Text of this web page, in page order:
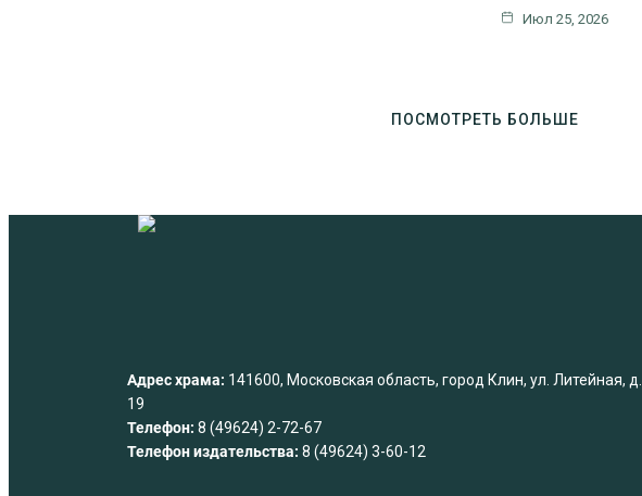
Июл 25, 2026
ПОСМОТРЕТЬ БОЛЬШЕ
Адрес храма: 141600, Московская область, город Клин, ул. Литейная, д.
19
Телефон: 8 (49624) 2-72-67
Телефон издательства: 8 (49624) 3-60-12